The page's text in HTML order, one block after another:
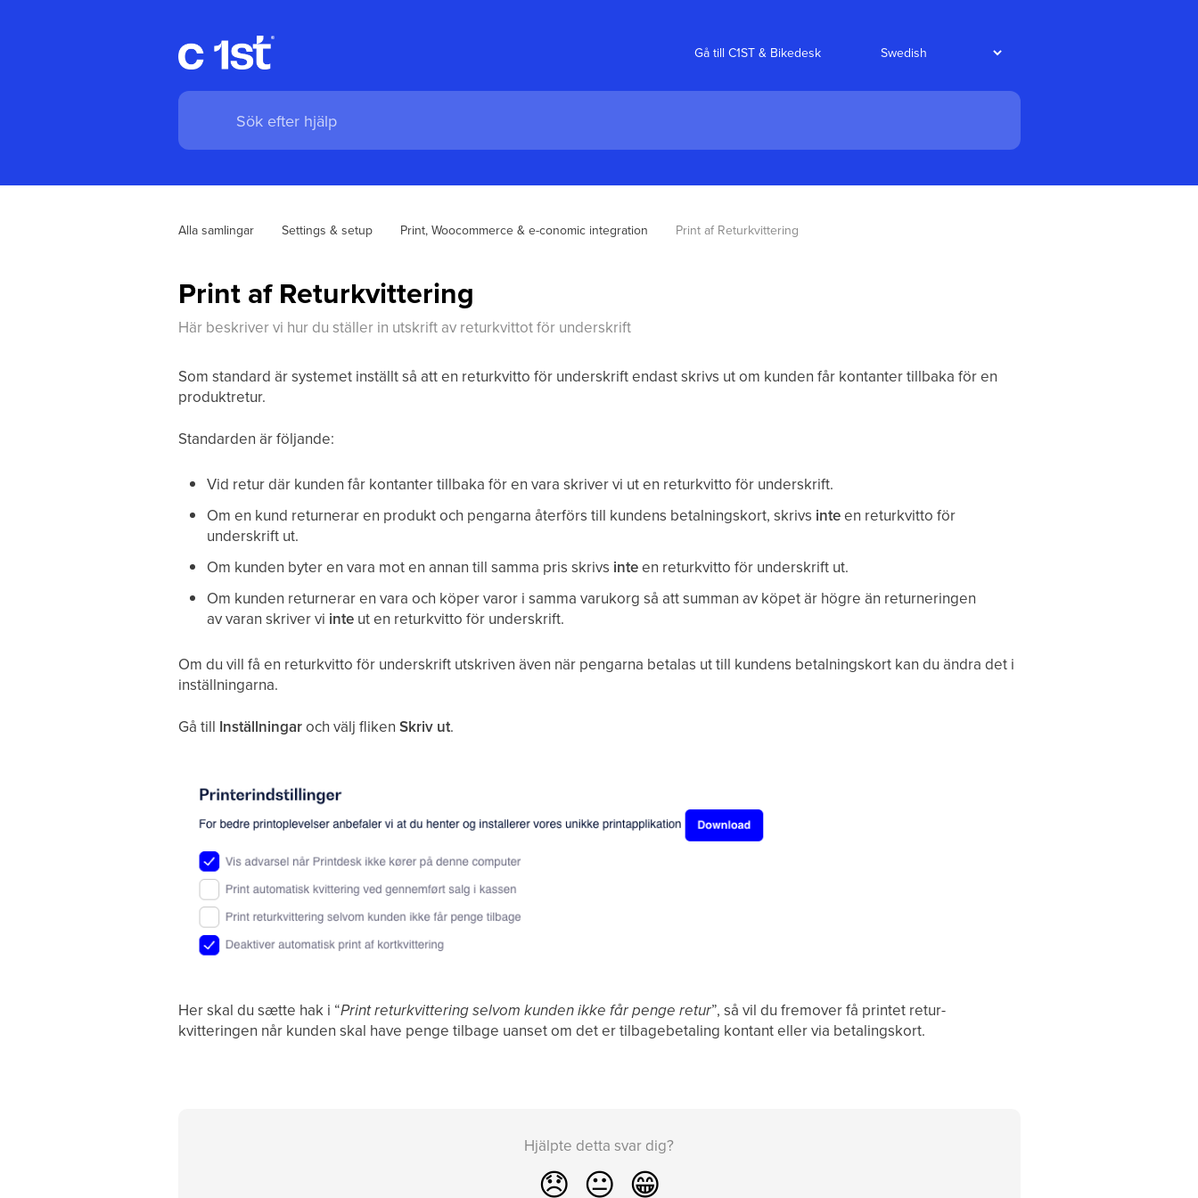
Gå till C1ST & Bikedesk
Alla samlingar Settings & setup Print, Woocommerce & e-conomic integration Print af Returkvittering
Print af Returkvittering
Här beskriver vi hur du ställer in utskrift av returkvittot för underskrift
Som standard är systemet inställt så att en returkvitto för underskrift endast skrivs ut om kunden får kontanter tillbaka för en
produktretur.
Standarden är följande:
Vid retur där kunden får kontanter tillbaka för en vara skriver vi ut en returkvitto för underskrift.
Om en kund returnerar en produkt och pengarna återförs till kundens betalningskort, skrivs inteen returkvitto för
underskrift ut.
Om kunden byter en vara mot en annan till samma pris skrivs inteen returkvitto för underskrift ut.
Om kunden returnerar en vara och köper varor i samma varukorg så att summan av köpet är högre än returneringen
av varan skriver vi inteut en returkvitto för underskrift.
Om du vill få en returkvitto för underskrift utskriven även när pengarna betalas ut till kundens betalningskort kan du ändra det i
inställningarna.
Gå till Inställningaroch välj fliken Skriv ut.
Her skal du sætte hak i “Print returkvittering selvom kunden ikke får penge retur”, så vil du fremover få printet retur-
kvitteringen når kunden skal have penge tilbage uanset om det er tilbagebetaling kontant eller via betalingskort.
Hjälpte detta svar dig?
😞 😐 😁